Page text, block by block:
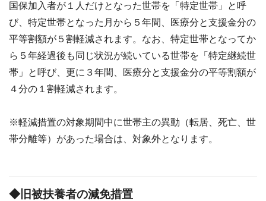
国保加入者が１人だけとなった世帯を「特定世帯」と呼
び、特定世帯となった月から５年間、医療分と支援金分の
平等割額が５割軽減されます。なお、特定世帯となってか
ら５年経過後も同じ状況が続いている世帯を「特定継続世
帯」と呼び、更に３年間、医療分と支援金分の平等割額が
４分の１割軽減されます。
※軽減措置の対象期間中に世帯主の異動（転居、死亡、世
帯分離等）があった場合は、対象外となります。
◆旧被扶養者の減免措置